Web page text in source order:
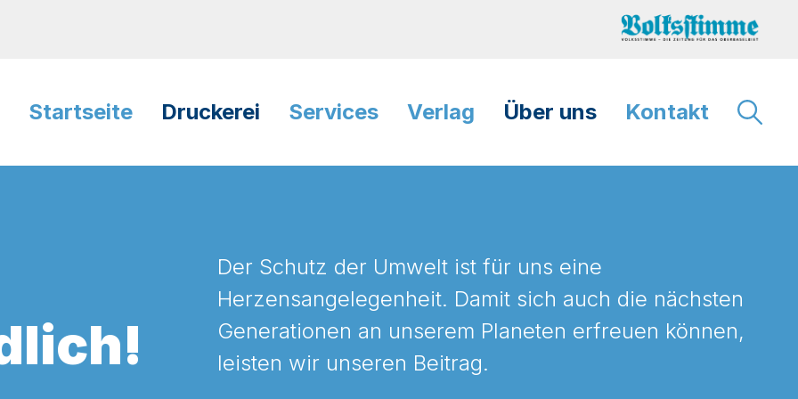
Startseite
Druckerei Services Verlag Über uns Kontakt
Der Schutz der Umwelt ist für uns eine
Herzensangelegenheit. Damit sich auch die nächsten
Generationen an unserem Planeten erfreuen können,
leisten wir unseren Beitrag.